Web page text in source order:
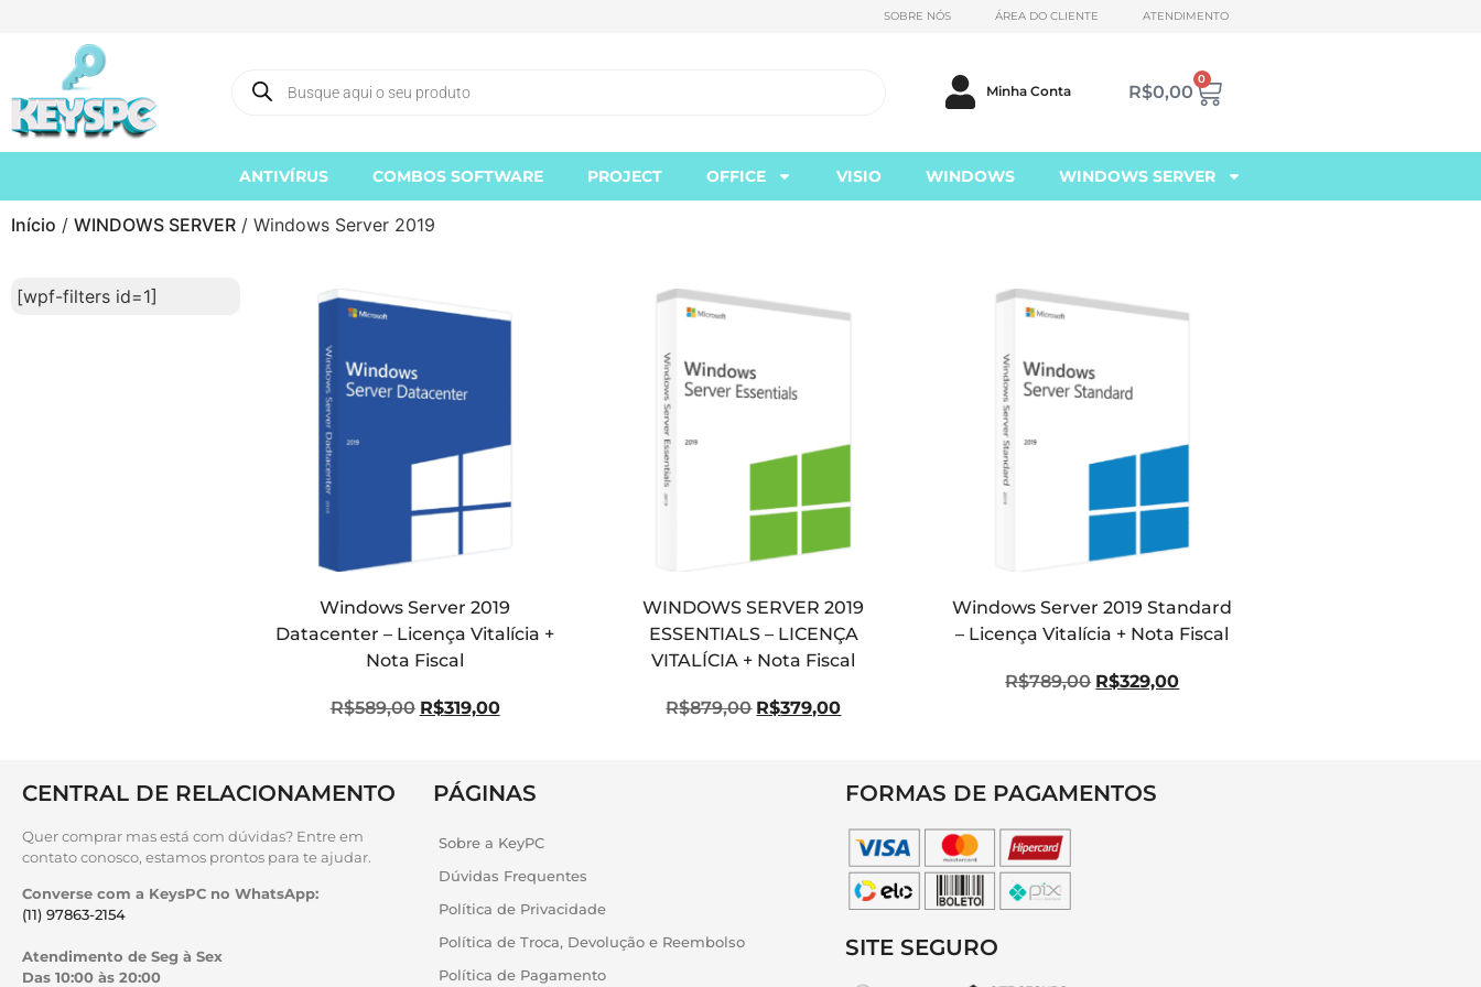
SOBRE NÓS ÁREA DO CLIENTE ATENDIMENTO
Minha Conta R$0,00
0
ANTIVÍRUS COMBOS SOFTWARE PROJECT OFFICE VISIO WINDOWS WINDOWS SERVER
Início / WINDOWS SERVER / Windows Server 2019
[wpf-filters id=1]
Windows Server 2019
Datacenter – Licença Vitalícia +
Nota Fiscal
R$589,00 R$319,00
WINDOWS SERVER 2019
ESSENTIALS – LICENÇA
VITALÍCIA + Nota Fiscal
R$879,00 R$379,00
Windows Server 2019 Standard
– Licença Vitalícia + Nota Fiscal
R$789,00 R$329,00
CENTRAL DE RELACIONAMENTO
Quer comprar mas está com dúvidas? Entre em
contato conosco, estamos prontos para te ajudar.
Converse com a KeysPC no WhatsApp:
(11) 97863-2154
Atendimento de Seg à Sex
Das 10:00 às 20:00
PÁGINAS
Sobre a KeyPC
Dúvidas Frequentes
Política de Privacidade
Política de Troca, Devolução e Reembolso
Política de Pagamento
FORMAS DE PAGAMENTOS
SITE SEGURO